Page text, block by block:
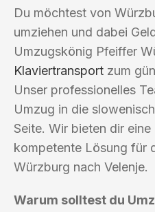
Du möchtest von
umziehen und dabei
Umzugskönig Pfeiffer
Klaviertransport zum
Unser professionelles
Umzug in die
Seite. Wir bieten dir
kompetente Lösung für
Würzburg nach Velenje.
Warum solltest du